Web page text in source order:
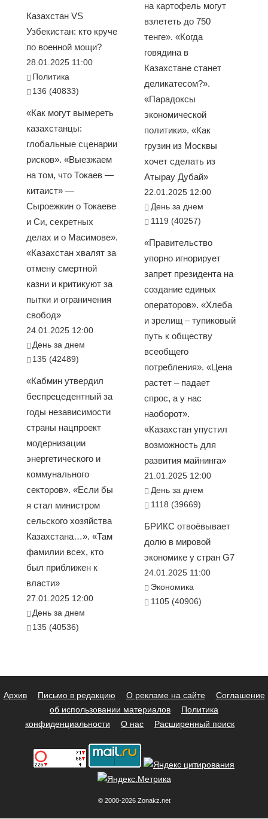
Казахстан VS
Узбекистан: кто круче
по военной мощи?
28.01.2025 11:00
Политика
136 (40833)
«Как могут вымереть
казахстанцы:
глобальные сценарии
рисков». «Выезжаем
на том, что Токаев —
китаист» —
Сыроежкин о Токаеве
и Си, секретных
делах и о Масимове».
«Казахстан хвалят за
отмену смертной
казни и критикуют за
пытки и ограничения
свобод»
24.01.2025 12:00
День за днем
135 (42489)
«Кабмин утвердил
беспрецедентный за
годы независимости
страны нацпроект
модернизации
энергетического и
коммунального
секторов». «Если бы
я стал министром
сельского хозяйства
Казахстана…». «Там
фамилии всех, кто
был приближен к
власти»
27.01.2025 12:00
День за днем
135 (40536)
на картофель могут
взлететь до 750
тенге». «Когда
говядина в
Казахстане станет
деликатесом?».
«Парадоксы
экономической
политики». «Как
грузин из Москвы
хочет сделать из
Атырау Дубай»
22.01.2025 12:00
День за днем
1119 (40257)
«Правительство
упорно игнорирует
запрет президента на
создание единых
операторов». «Хлеба
и зрелищ – тупиковый
путь к обществу
всеобщего
потребления». «Цена
растет – падает
спрос, а у нас
наоборот».
«Казахстан упустил
возможность для
развития майнинга»
21.01.2025 12:00
День за днем
1118 (39669)
БРИКС отвоёвывает
долю в мировой
экономике у стран G7
24.01.2025 11:00
Экономика
1105 (40906)
Архив Письмо в редакцию О рекламе на сайте
Соглашение
об использовании материалов
Политика
конфиденциальности
О нас Расширенный поиск
© 2000-2026 Zonakz.net